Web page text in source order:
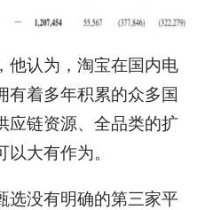
他认为，淘宝在国内电
有着多年积累的众多国
应链资源、全品类的扩
大有作为。
选没有明确的第三家平